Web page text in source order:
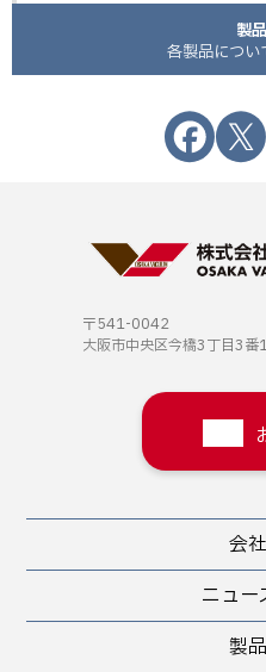
製
各製品につい
〒541-0042
大阪市中央区今橋3丁目3番
会
ニュー
製